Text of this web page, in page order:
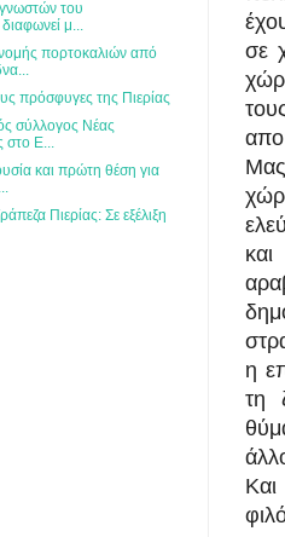
σε
Μας
η
τη
του
μ...
πορτοκαλιών από
πρόσφυγες της Πιερίας
σύλλογος Νέας
στο Ε...
και πρώτη θέση για
Πιερίας: Σε εξέλιξη